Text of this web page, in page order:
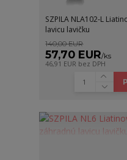
SZPILA NLA102-L
lavicu lavičku
140,00 EUR
57,70 EUR/ks
46,91 EUR bez DPH